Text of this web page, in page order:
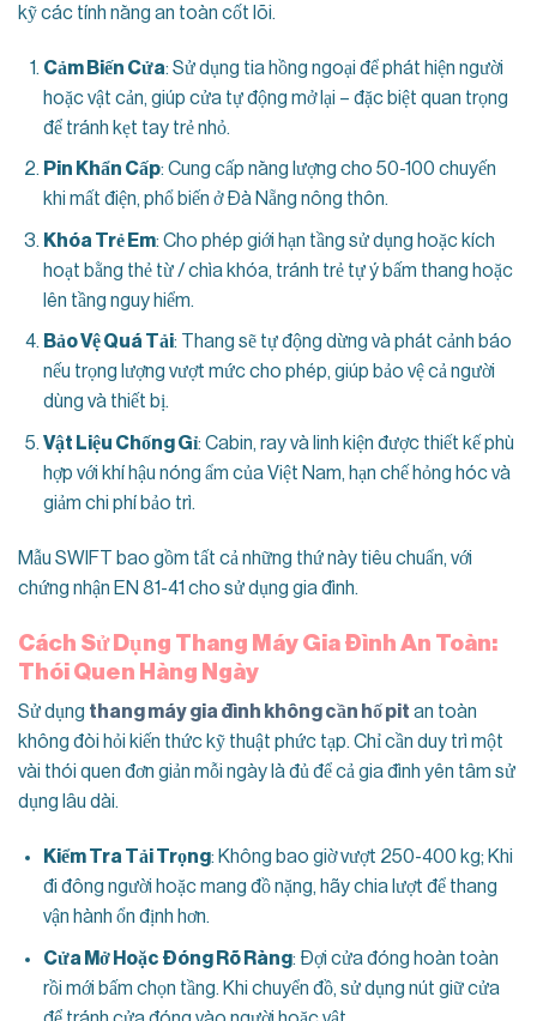
kỹ các tính năng an toàn cốt lõi.
Cảm Biến Cửa: Sử dụng tia hồng ngoại để phát hiện người
hoặc vật cản, giúp cửa tự động mở lại – đặc biệt quan trọng
để tránh kẹt tay trẻ nhỏ.
Pin Khẩn Cấp: Cung cấp năng lượng cho 50-100 chuyến
khi mất điện, phổ biến ở Đà Nẵng nông thôn.
Khóa Trẻ Em: Cho phép giới hạn tầng sử dụng hoặc kích
hoạt bằng thẻ từ / chìa khóa, tránh trẻ tự ý bấm thang hoặc
lên tầng nguy hiểm.
Bảo Vệ Quá Tải: Thang sẽ tự động dừng và phát cảnh báo
nếu trọng lượng vượt mức cho phép, giúp bảo vệ cả người
dùng và thiết bị.
Vật Liệu Chống Gỉ: Cabin, ray và linh kiện được thiết kế phù
hợp với khí hậu nóng ẩm của Việt Nam, hạn chế hỏng hóc và
giảm chi phí bảo trì.
Mẫu SWIFT bao gồm tất cả những thứ này tiêu chuẩn, với
chứng nhận EN 81-41 cho sử dụng gia đình.
Cách Sử Dụng Thang Máy Gia Đình An Toàn:
Thói Quen Hàng Ngày
Sử dụng thang máy gia đình không cần hố pit an toàn
không đòi hỏi kiến thức kỹ thuật phức tạp. Chỉ cần duy trì một
vài thói quen đơn giản mỗi ngày là đủ để cả gia đình yên tâm sử
dụng lâu dài.
Kiểm Tra Tải Trọng: Không bao giờ vượt 250-400 kg; Khi
đi đông người hoặc mang đồ nặng, hãy chia lượt để thang
vận hành ổn định hơn.
Cửa Mở Hoặc Đóng Rõ Ràng: Đợi cửa đóng hoàn toàn
rồi mới bấm chọn tầng. Khi chuyển đồ, sử dụng nút giữ cửa